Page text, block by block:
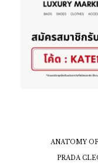
ANATOMY
PRADA